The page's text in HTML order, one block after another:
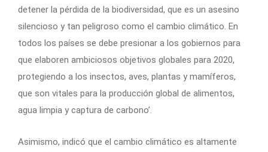
detener la pérdida de la biodiversidad, que es un asesino
silencioso y tan peligroso como el cambio climático. En
todos los países se debe presionar a los gobiernos para
que elaboren ambiciosos objetivos globales para 2020,
protegiendo a los insectos, aves, plantas y mamíferos,
que son vitales para la producción global de alimentos,
agua limpia y captura de carbono’.
Asimismo, indicó que el cambio climático es altamente